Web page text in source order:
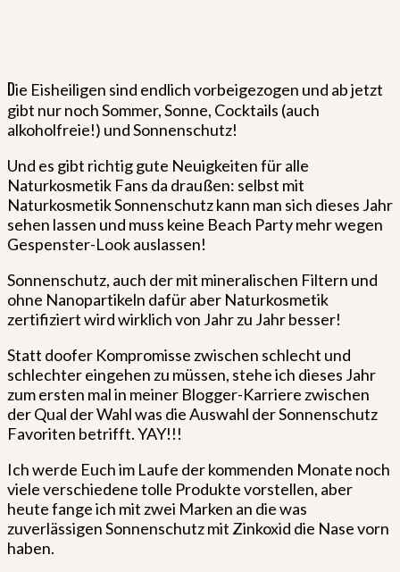
Die Eisheiligen sind endlich vorbeigezogen und ab jetzt
gibt nur noch Sommer, Sonne, Cocktails (auch
alkoholfreie!) und Sonnenschutz!
Und es gibt richtig gute Neuigkeiten für alle
Naturkosmetik Fans da draußen: selbst mit
Naturkosmetik Sonnenschutz kann man sich dieses Jahr
sehen lassen und muss keine Beach Party mehr wegen
Gespenster-Look auslassen!
Sonnenschutz, auch der mit mineralischen Filtern und
ohne Nanopartikeln dafür aber Naturkosmetik
zertifiziert wird wirklich von Jahr zu Jahr besser!
Statt doofer Kompromisse zwischen schlecht und
schlechter eingehen zu müssen, stehe ich dieses Jahr
zum ersten mal in meiner Blogger-Karriere zwischen
der Qual der Wahl was die Auswahl der Sonnenschutz
Favoriten betrifft. YAY!!!
Ich werde Euch im Laufe der kommenden Monate noch
viele verschiedene tolle Produkte vorstellen, aber
heute fange ich mit zwei Marken an die was
zuverlässigen Sonnenschutz mit Zinkoxid die Nase vorn
haben.